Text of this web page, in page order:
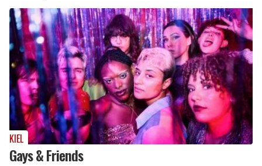
KIEL
Gays & Friends